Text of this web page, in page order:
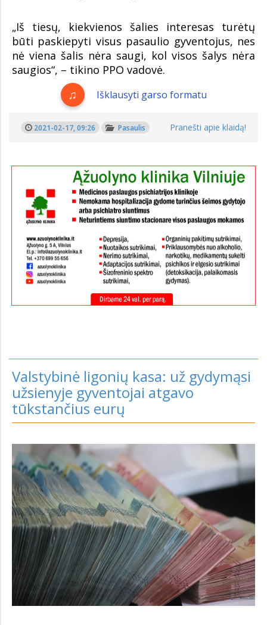
„Iš tiesų, kiekvienos šalies interesas turėtų
būti paskiepyti visus pasaulio gyventojus, nes
nė viena šalis nėra saugi, kol visos šalys nėra
saugios“, – tikino PPO vadovė.
Išklausyti garso formatu
2021-02-17, 09:26 Pasaulis Pranešti apie klaidą!
Valstybinė ligonių kasa: už gydymąsi
užsienyje gyventojai atgavo
tūkstančius eurų